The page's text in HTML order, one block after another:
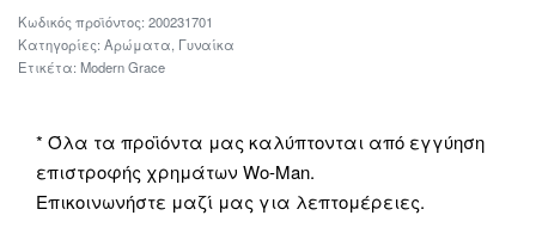
200231701
Κατηγορίες: Αρώματα, Γυναίκα
Ετικέτα: Modern Grace
* Όλα τα προϊόντα μας καλύπτονται από εγγύηση
επιστροφής χρημάτων Wo-Man.
Επικοινωνήστε μαζί μας για λεπτομέρειες.